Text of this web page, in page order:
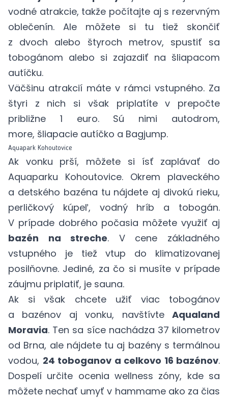
vodné atrakcie, takže počítajte aj s rezervným
oblečenín. Ale môžete si tu tiež skončiť
z dvoch alebo štyroch metrov, spustiť sa
tobogánom alebo si zajazdiť na šliapacom
autíčku.
Väčšinu atrakcií máte v rámci vstupného. Za
štyri z nich si však priplatíte v prepočte
približne 1 euro. Sú nimi autodrom,
more, šliapacie autíčko a Bagjump.
Aquapark Kohoutovice
Ak vonku prší, môžete si ísť zaplávať do
Aquaparku Kohoutovice. Okrem plaveckého
a detského bazéna tu nájdete aj divokú rieku,
perličkový kúpeľ, vodný hríb a tobogán.
V prípade dobrého počasia môžete využiť aj
bazén na streche. V cene základného
vstupného je tiež vtup do klimatizovanej
posilňovne. Jediné, za čo si musíte v prípade
záujmu priplatiť, je sauna.
Ak si však chcete užiť viac tobogánov
a bazénov aj vonku, navštívte Aqualand
Moravia. Ten sa síce nachádza 37 kilometrov
od Brna, ale nájdete tu aj bazény s termálnou
vodou, 24 toboganov a celkovo 16 bazénov.
Dospelí určite ocenia wellness zóny, kde sa
môžete nechať umyť v hammame ako za čias